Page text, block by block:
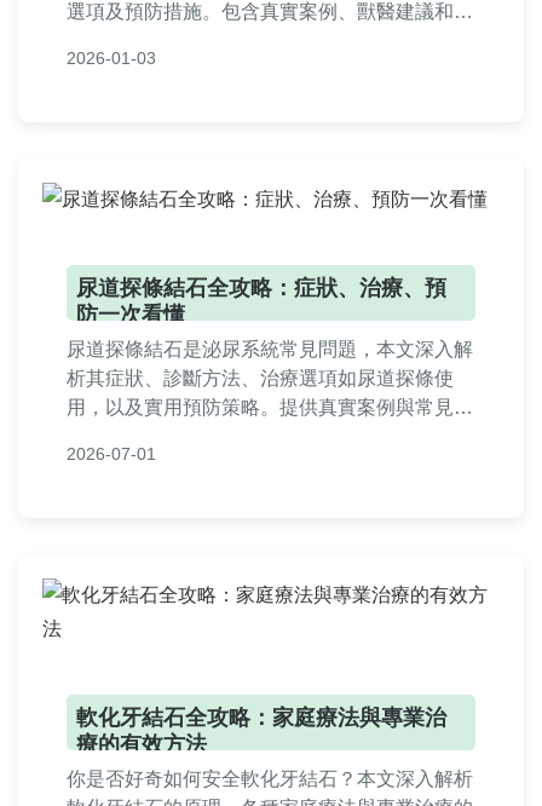
選項及預防措施。包含真實案例、獸醫建議和常
石，從飲食調整到手術選擇，提供實用資訊確保
2026-01-03
尿道探條結石全攻略：症狀、治療、預
防一次看懂
尿道探條結石是泌尿系統常見問題，本文深入解
析其症狀、診斷方法、治療選項如尿道探條使
用，以及實用預防策略。提供真實案例與常見問
少不適與復發風險。內容基於專業知識，語言自
2026-07-01
軟化牙結石全攻略：家庭療法與專業治
療的有效方法
你是否好奇如何安全軟化牙結石？本文深入解析